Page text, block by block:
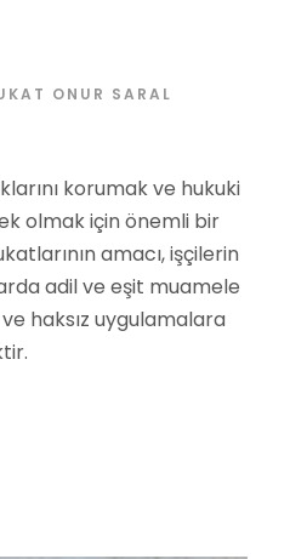
ONUR SARAL
korumak ve hukuki
olmak için önemli bir
amacı, işçilerin
adil ve eşit muamele
haksız uygulamalara